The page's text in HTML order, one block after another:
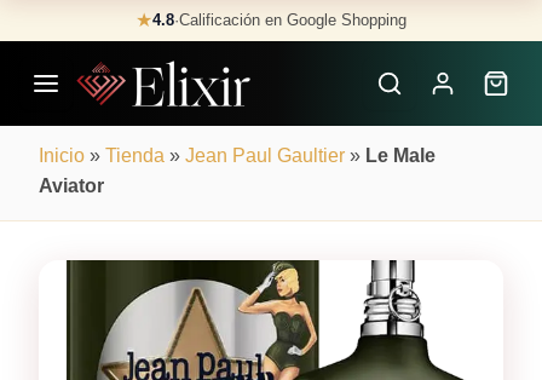
to
content
★4.8·Calificación en Google Shopping
Inicio » Tienda » Jean Paul Gaultier » Le Male
Aviator